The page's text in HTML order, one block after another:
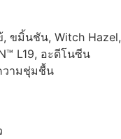
, ขมิ้นชัน, Witch
L19, อะดีโนซีน
วามชุ่มชื้น